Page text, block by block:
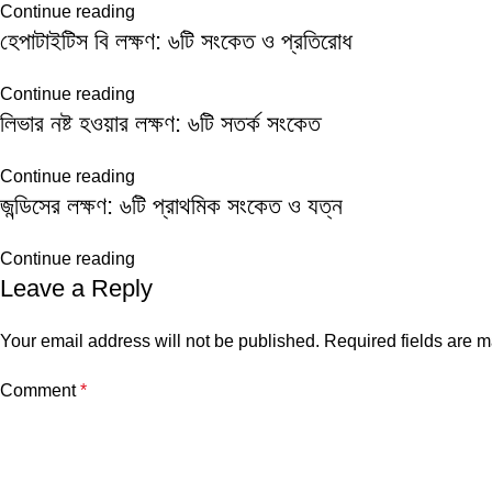
Continue reading
হেপাটাইটিস বি লক্ষণ: ৬টি সংকেত ও প্রতিরোধ
Continue reading
লিভার নষ্ট হওয়ার লক্ষণ: ৬টি সতর্ক সংকেত
Continue reading
জন্ডিসের লক্ষণ: ৬টি প্রাথমিক সংকেত ও যত্ন
Continue reading
Leave a Reply
Your email address will not be published. Required fields are
Comment*